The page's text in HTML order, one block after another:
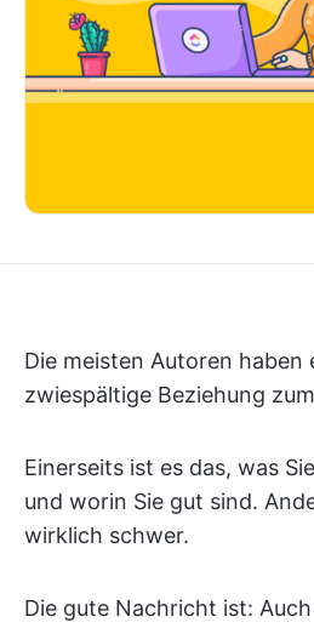
Die meisten Autoren haben
zwiespältige Beziehung
Einerseits ist es das, was
und worin Sie gut sind.
wirklich schwer.
Die gute Nachricht ist: